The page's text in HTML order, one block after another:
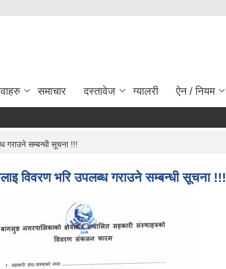
समाचार दस्तावेज ग्यालरी ऐन / नियम
गराउने सम्बन्धी सूचना !!!
विवरण भरि उपलब्ध गराउने सम्बन्धी सूचना !!!